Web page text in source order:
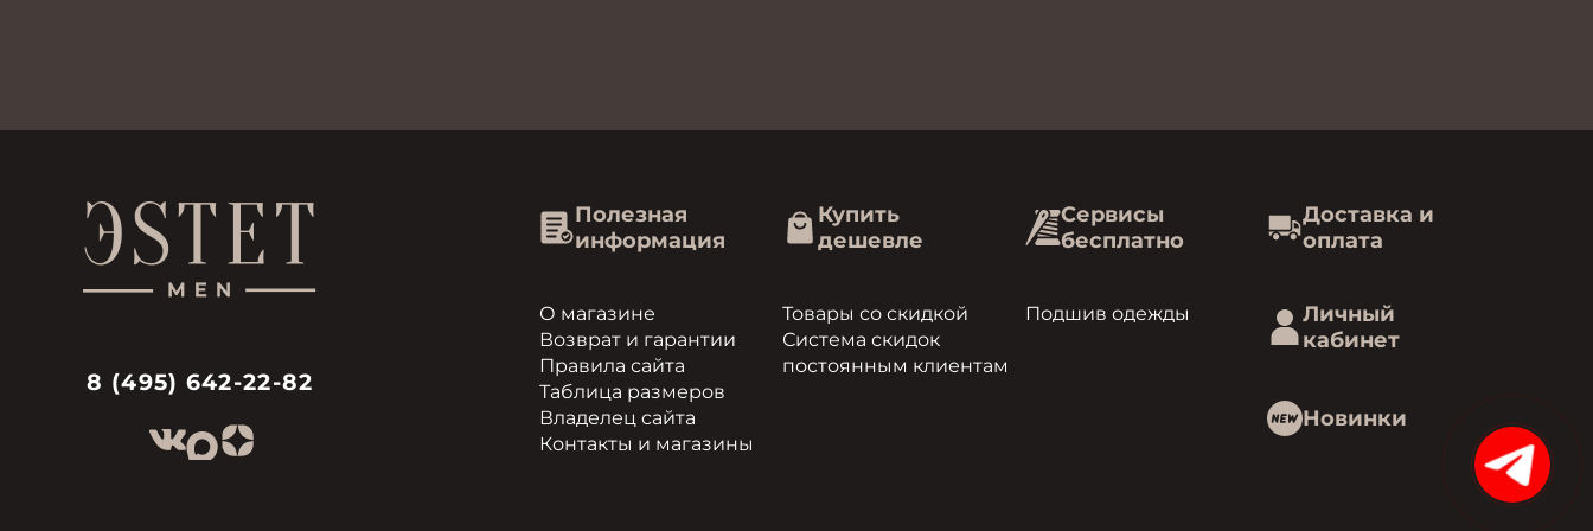
8 (495) 642-22-82
Полезная
информация
О магазине
Возврат и гарантии
Правила сайта
Таблица размеров
Владелец сайта
Контакты и магазины
Купить
дешевле
Товары со скидкой
Система скидок
постоянным клиентам
Сервисы
бесплатно
Подшив одежды
Доставка и
оплата
Личный
кабинет
Новинки